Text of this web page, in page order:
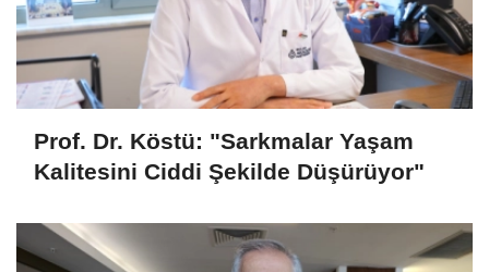
Prof. Dr. Köstü: "Sarkmalar Yaşam
Kalitesini Ciddi Şekilde Düşürüyor"